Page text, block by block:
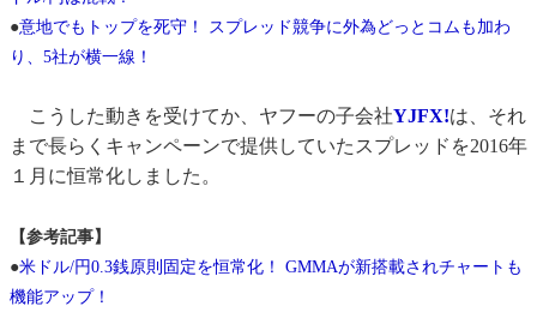
●意地でもトップを死守！ スプレッド競争に外為どっとコムも加わ
り、5社が横一線！
こうした動きを受けてか、ヤフーの子会社YJFX!は、それ
まで長らくキャンペーンで提供していたスプレッドを2016年
１月に恒常化しました。
【参考記事】
●米ドル/円0.3銭原則固定を恒常化！ GMMAが新搭載されチャートも
機能アップ！